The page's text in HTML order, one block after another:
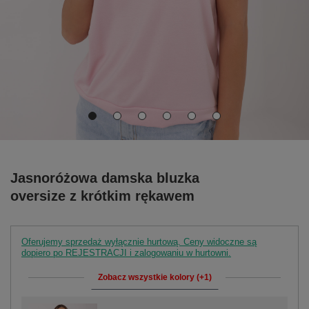
Jasnoróżowa damska bluzka
oversize z krótkim rękawem
Oferujemy sprzedaż wyłącznie hurtową. Ceny widoczne są
dopiero po REJESTRACJI i zalogowaniu w hurtowni.
Zobacz wszystkie kolory (+1)